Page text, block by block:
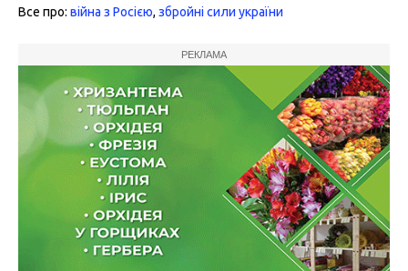
Все про: війна з Росією, збройні сили україни
РЕКЛАМА